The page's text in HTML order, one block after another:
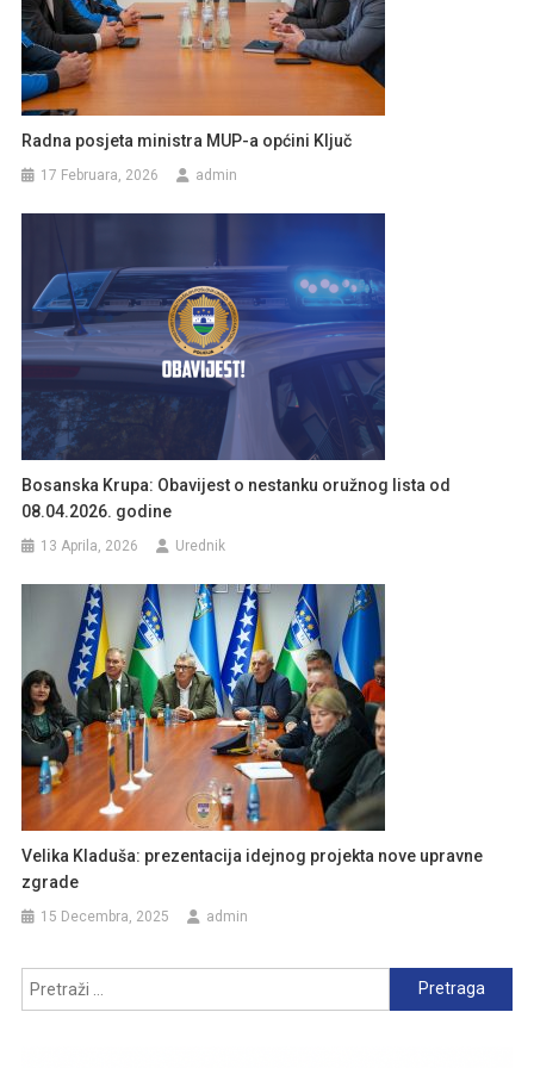
Radna posjeta ministra MUP-a općini Ključ
17 Februara, 2026 admin
Bosanska Krupa: Obavijest o nestanku oružnog lista od
08.04.2026. godine
13 Aprila, 2026 Urednik
Velika Kladuša: prezentacija idejnog projekta nove upravne
zgrade
15 Decembra, 2025 admin
Pretraga: